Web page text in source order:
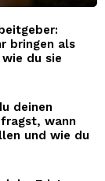
bringen als
du sie
deinen
wann
und wie du